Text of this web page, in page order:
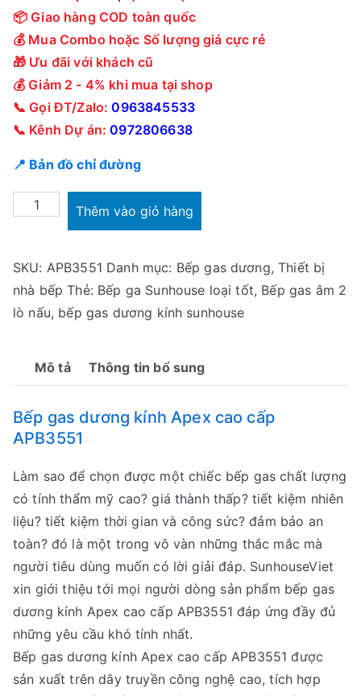
📦 Giao hàng COD toàn quốc
💰 Mua Combo hoặc Số lượng giá cực rẻ
🎁 Ưu đãi với khách cũ
💰 Giảm 2 - 4% khi mua tại shop
📞 Gọi ĐT/Zalo:0963845533
📞 Kênh Dự án:0972806638
📍 Bản đồ chỉ đường
Bếp
kính
Apex
cao
APB3551
số
lượng
Thêm vào giỏ hàng
SKU: APB3551 Danh mục: Bếp gas dương,Thiết bị
nhà bếp Thẻ: Bếp ga Sunhouse loại tốt, Bếp gas âm 2
lò nấu, bếp gas dương kính sunhouse
Mô tả Thông tin bổ sung
Bếp gas dương kính Apex cao cấp
APB3551
Làm sao để chọn được một chiếc bếp gas chất lượng
có tính thẩm mỹ cao? giá thành thấp? tiết kiệm nhiên
liệu? tiết kiệm thời gian và công sức? đảm bảo an
toàn? đó là một trong vô vàn những thắc mắc mà
người tiêu dùng muốn có lời giải đáp. SunhouseViet
xin giới thiệu tới mọi người dòng sản phẩm bếp gas
dương kính Apex cao cấp APB3551 đáp ứng đầy đủ
những yêu cầu khó tính nhất.
Bếp gas dương kính Apex cao cấp APB3551 được
sản xuất trên dây truyền công nghệ cao, tích hợp